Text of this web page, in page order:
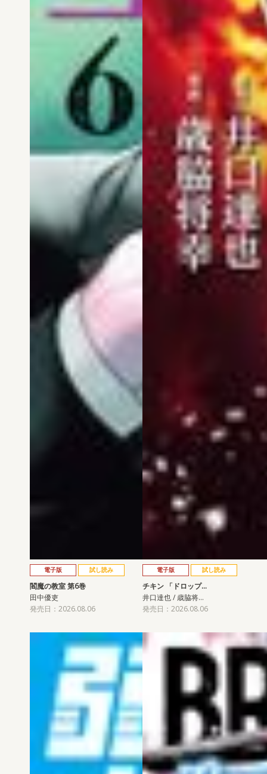
電子版 試し読み
閻魔の教室 第6巻
田中優吏
発売日：2026.08.06
電子版 試し読み
チキン 「ドロップ…
井口達也 / 歳脇将…
発売日：2026.08.06